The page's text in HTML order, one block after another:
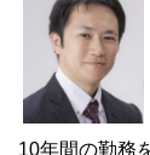
10年間の勤務